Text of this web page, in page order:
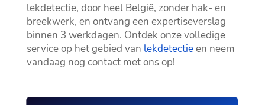
lekdetectie, door heel België, zonder hak- en
breekwerk, en ontvang een expertiseverslag
binnen 3 werkdagen.​ Ontdek onze volledige
service op het gebied van lekdetectieen neem
vandaag nog contact met ons op!